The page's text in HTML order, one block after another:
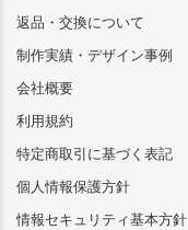
返品・交換について
制作実績・デザイン事例
会社概要
利用規約
特定商取引に基づく表記
個人情報保護方針
情報セキュリティ基本方針